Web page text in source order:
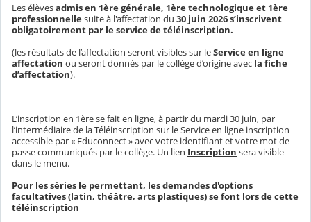
Les élèvesadmis en 1ère générale, 1ère technologique et 1ère
professionnellesuite à l'affectation du 30 juin 2026s’inscrivent
obligatoirement par le service de téléinscription.
(les résultats de l’affectation seront visibles sur leService en ligne
affectation ou seront donnés par le collège d’origine avec la fiche
d’affectation).
L’inscription en 1ère se fait en ligne, à partir du mardi 30 juin, par
l’intermédiaire de la Téléinscription sur le Service en ligne inscription
accessible par « Educonnect » avec votre identifiant et votre mot de
passe communiqués par le collège. Un lien Inscription sera visible
dans le menu.
Pour les séries le permettant, les demandes d'options
facultatives (latin, théâtre, arts plastiques) se font lors de cette
téléinscription